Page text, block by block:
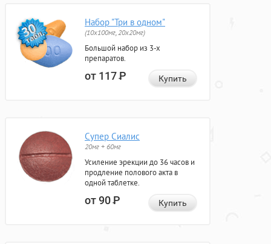
Набор "Три в одном"
(10x100мг, 20x20мг)
Большой набор из 3-х
препаратов.
от 117Р Купить
Супер Сиалис
20мг + 60мг
Усиление эрекции до 36 часов и
продление полового акта в
одной таблетке.
от 90Р Купить